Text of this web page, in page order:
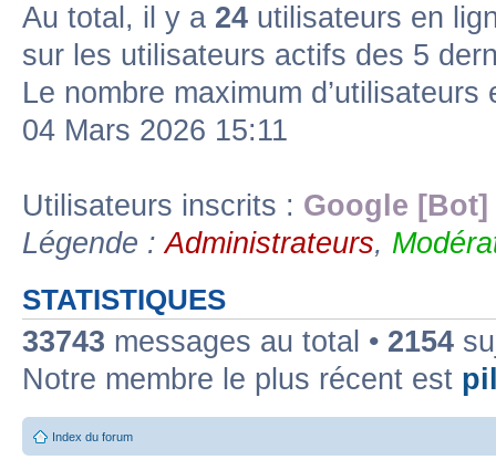
Au total, il y a 24 utilisateurs en
sur les utilisateurs actifs des 5
Le nombre maximum
04 Mars 2026 15:11
Utilisateurs inscrits : Google [Bot]
Légende :Administrateurs,
STATISTIQUES
33743 messages au total • 2154
Notre membre le plus récent est
Index du forum